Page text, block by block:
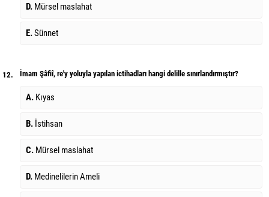
D. Mürsel maslahat
E.Sünnet
12. İmam Şâfiî, re'y yoluyla yapılan ictihadları hangi delille sınırlandırmıştır?
A. Kıyas
B. İstihsan
C. Mürsel maslahat
D. Medinelilerin Ameli